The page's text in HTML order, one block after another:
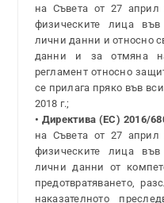
на Съвета от 27 април
физическите лица
лични данни и относно
данни и за отмяна
регламент относно
се прилага пряко във
2018 г.;
• Директива (ЕС) 2016/
на Съвета от 27 април
физическите лица
лични данни от
предотвратяването,
наказателното